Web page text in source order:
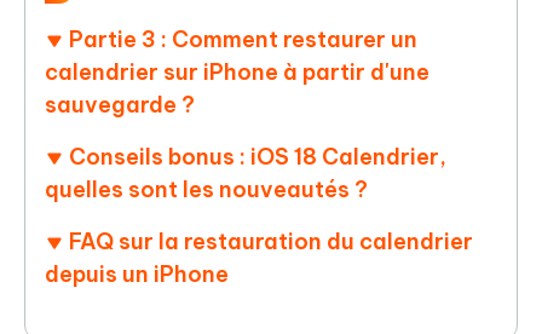
Partie 3 : Comment restaurer un
calendrier sur iPhone à partir d'une
sauvegarde ?
Conseils bonus : iOS 18 Calendrier,
quelles sont les nouveautés ?
FAQ sur la restauration du calendrier
depuis un iPhone